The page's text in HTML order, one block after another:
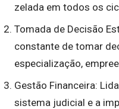
zelada em todos os
Tomada de Decisão
constante de tomar
especialização,
Gestão Financeira:
sistema judicial e a